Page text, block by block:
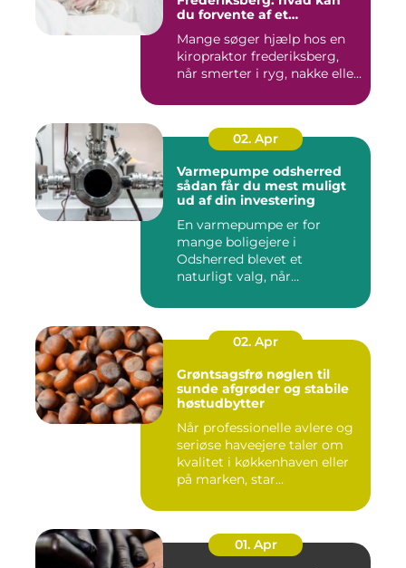
du forvente af et
Mange søger hjælp hos en
kiropraktor frederiksberg,
når smerter i ryg, nakke elle...
02. Apr
Varmepumpe odsherred
sådan får du mest muligt
ud af din investering
En varmepumpe er for
mange boligejere i
Odsherred blevet et
naturligt valg, når
02. Apr
Grøntsagsfrø nøglen til
sunde afgrøder og stabile
høstudbytter
Når professionelle avlere og
seriøse haveejere taler om
kvalitet i køkkenhaven eller
på marken, star...
01. Apr